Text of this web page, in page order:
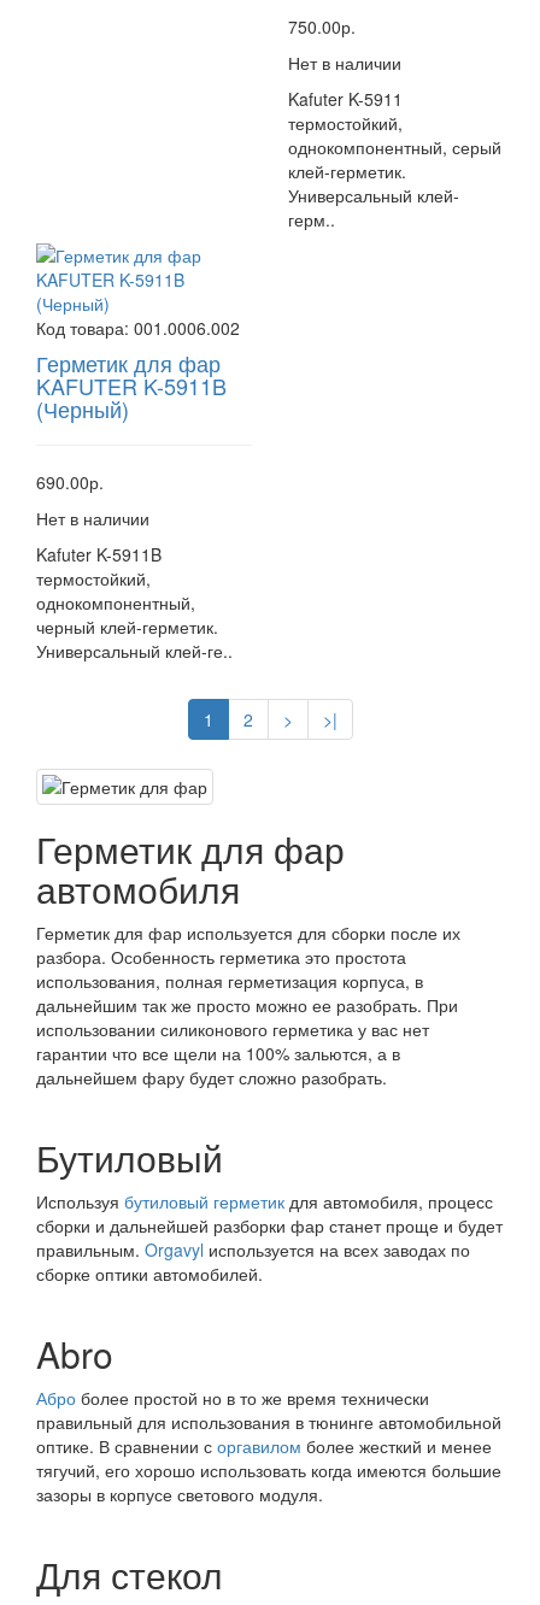
750.00р.
Нет в наличии
Kafuter K-5911
термостойкий,
однокомпонентный, серый
клей-герметик.
Универсальный клей-
герм..
Код товара: 001.0006.002
Герметик для фар
KAFUTER K-5911B
(Черный)
690.00р.
Нет в наличии
Kafuter K-5911B
термостойкий,
однокомпонентный,
черный клей-герметик.
Универсальный клей-ге..
1 2 > >|
Герметик для фар
автомобиля
Герметик для фар используется для сборки после их
разбора. Особенность герметика это простота
использования, полная герметизация корпуса, в
дальнейшим так же просто можно ее разобрать. При
использовании силиконового герметика у вас нет
гарантии что все щели на 100% зальются, а в
дальнейшем фару будет сложно разобрать.
Бутиловый
Используя бутиловый герметик для автомобиля, процесс
сборки и дальнейшей разборки фар станет проще и будет
правильным. Orgavyl используется на всех заводах по
сборке оптики автомобилей.
Abro
Абро более простой но в то же время технически
правильный для использования в тюнинге автомобильной
оптике. В сравнении с оргавилом более жесткий и менее
тягучий, его хорошо использовать когда имеются большие
зазоры в корпусе светового модуля.
Для стекол